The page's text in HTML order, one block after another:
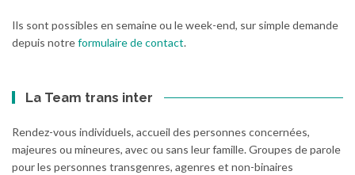
Ils sont possibles en semaine ou le week-end, sur simple demande
depuis notreformulaire de contact.
La Team trans inter
Rendez-vous individuels, accueil des personnes concernées,
majeures ou mineures, avec ou sans leur famille. Groupes de parole
pour les personnes transgenres, agenres et non-binaires